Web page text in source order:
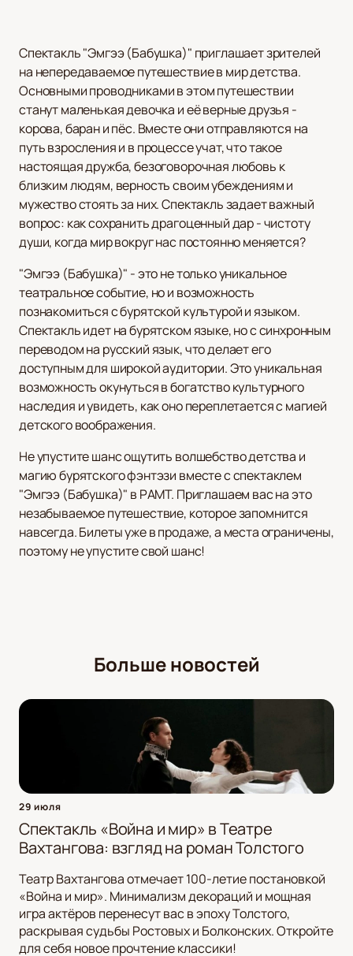
Спектакль "Эмгээ (Бабушка)" приглашает зрителей
на непередаваемое путешествие в мир детства.
Основными проводниками в этом путешествии
станут маленькая девочка и её верные друзья -
корова, баран и пёс. Вместе они отправляются на
путь взросления и в процессе учат, что такое
настоящая дружба, безоговорочная любовь к
близким людям, верность своим убеждениям и
мужество стоять за них. Спектакль задает важный
вопрос: как сохранить драгоценный дар - чистоту
души, когда мир вокруг нас постоянно меняется?
"Эмгээ (Бабушка)" - это не только уникальное
театральное событие, но и возможность
познакомиться с бурятской культурой и языком.
Спектакль идет на бурятском языке, но с синхронным
переводом на русский язык, что делает его
доступным для широкой аудитории. Это уникальная
возможность окунуться в богатство культурного
наследия и увидеть, как оно переплетается с магией
детского воображения.
Не упустите шанс ощутить волшебство детства и
магию бурятского фэнтэзи вместе с спектаклем
"Эмгээ (Бабушка)" в РАМТ. Приглашаем вас на это
незабываемое путешествие, которое запомнится
навсегда. Билеты уже в продаже, а места ограничены,
поэтому не упустите свой шанс!
Больше новостей
29 июля
Спектакль «Война и мир» в Театре
Вахтангова: взгляд на роман Толстого
Театр Вахтангова отмечает 100-летие постановкой
«Война и мир». Минимализм декораций и мощная
игра актёров перенесут вас в эпоху Толстого,
раскрывая судьбы Ростовых и Болконских. Откройте
для себя новое прочтение классики!